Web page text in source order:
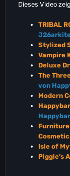
Dieses Video
TRIBAL
Stylized
Vampire
Deluxe
The
von
Modern
Isle of
Piggle’s